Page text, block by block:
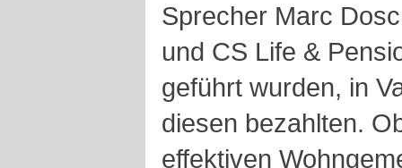
Sprecher Marc
und CS Life &
geführt wurden, in
diesen bezahlten.
effektiven